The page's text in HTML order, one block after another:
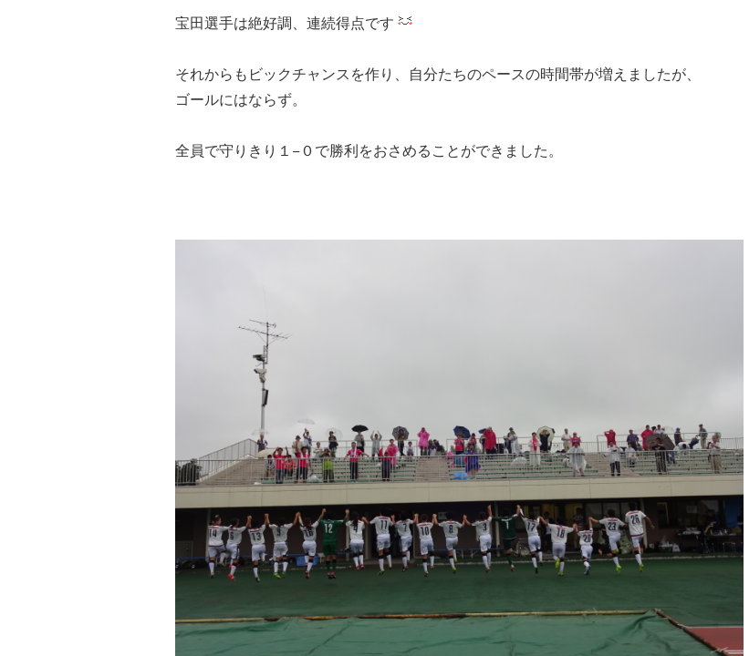
宝田選手は絶好調、連続得点です
それからもビックチャンスを作り、自分たちのペースの時間帯が増えましたが、
ゴールにはならず。
全員で守りきり１−０で勝利をおさめることができました。